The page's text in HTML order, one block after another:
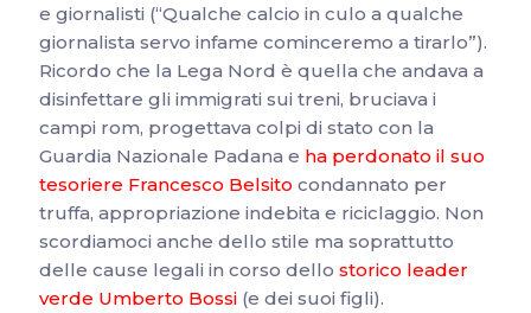
e giornalisti (“Qualche calcio in culo a qualche
giornalista servo infame cominceremo a tirarlo”).
Ricordo che la Lega Nord è quella che andava a
disinfettare gli immigrati sui treni, bruciava i
campi rom, progettava colpi di stato con la
Guardia Nazionale Padana e ha perdonato il suo
tesoriere Francesco Belsito condannato per
truffa, appropriazione indebita e riciclaggio. Non
scordiamoci anche dello stile ma soprattutto
delle cause legali in corso dello storico leader
verde Umberto Bossi(e dei suoi figli).